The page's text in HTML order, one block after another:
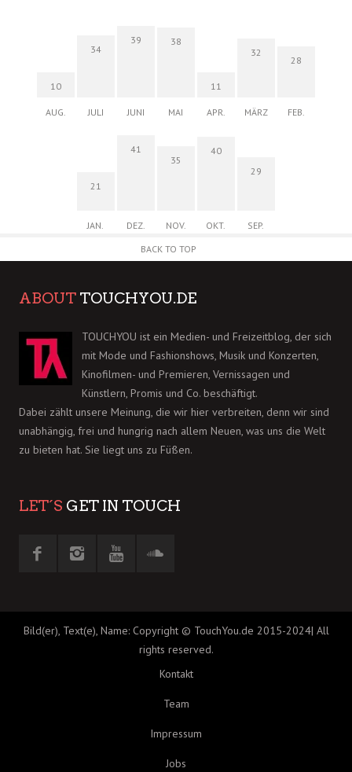
10
AUG.
34
JULI
39
JUNI
38
MAI
11
APR.
32
MÄRZ
28
FEB.
21
JAN.
41
DEZ.
35
NOV.
40
OKT.
29
SEP.
BACK TO TOP
ABOUT TOUCHYOU.DE
TOUCHYOU ist ein Medien- und Freizeitblog, der sich
mit Mode und Fashionshows, Musik und Konzerten,
Kinofilmen- und Premieren, Vernissagen und
Künstlern, Promis und Co. beschäftigt.
Dabei zählt unsere Meinung, die wir hier verbreiten, denn wir sind
unabhängig, frei und hungrig nach allem Neuen, was uns die Welt
zu bieten hat. Sie liegt uns zu Füßen.
LET´S GET IN TOUCH
Bild(er), Text(e), Name: Copyright © TouchYou.de 2015-2024| All
rights reserved.
Kontakt
Team
Impressum
Jobs